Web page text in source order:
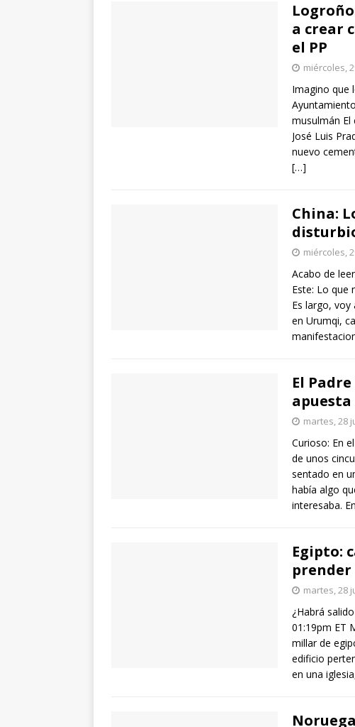
a crear
el PP
miércoles,
Imagino que
musulmán El
José Luis
nuevo
[…]
China:
miércoles,
Acabo de
Este: Lo que
Es largo,
en Urumqi,
El
martes, 28
Curioso: En
de unos
sentado en
había algo
interesaba.
Egipto:
martes, 28
¿Habrá
01:19pm ET
millar de
edificio
en una